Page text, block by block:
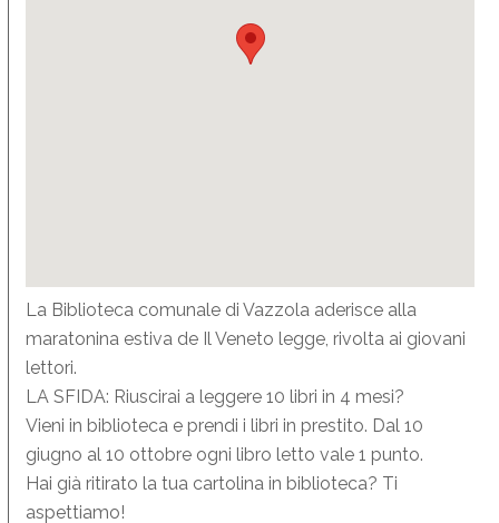
La Biblioteca comunale di Vazzola aderisce alla
maratonina estiva de Il Veneto legge, rivolta ai giovani
lettori.
LA SFIDA: Riuscirai a leggere 10 libri in 4 mesi?
Vieni in biblioteca e prendi i libri in prestito. Dal 10
giugno al 10 ottobre ogni libro letto vale 1 punto.
Hai già ritirato la tua cartolina in biblioteca? Ti
aspettiamo!